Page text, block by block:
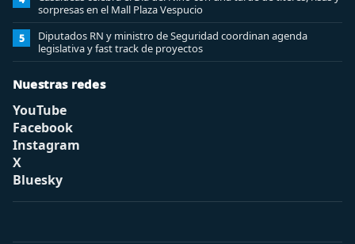
sorpresas en el Mall Plaza Vespucio
5
Diputados RN y ministro de Seguridad coordinan agenda
legislativa y fast track de proyectos
Nuestras redes
YouTube
Facebook
Instagram
X
Bluesky